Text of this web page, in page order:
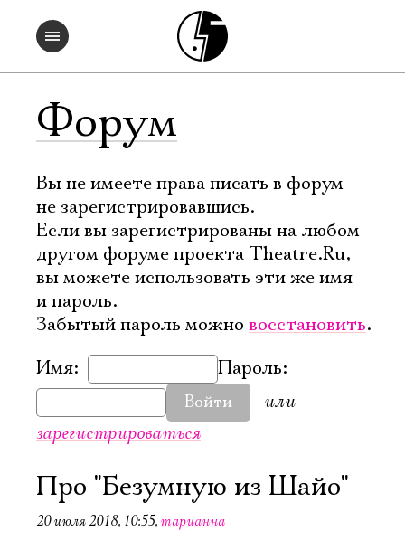
Форум
Вы не имеете права писать в форум
не зарегистрировавшись.
Если вы зарегистрированы на любом
другом форуме проекта Theatre.Ru,
вы можете использовать эти же имя
и пароль.
Забытый пароль можно восстановить.
Имя:
Пароль:
Войти
или
зарегистрироваться
Про "Безумную из Шайо"
20 июля 2018, 10:55,тарианна